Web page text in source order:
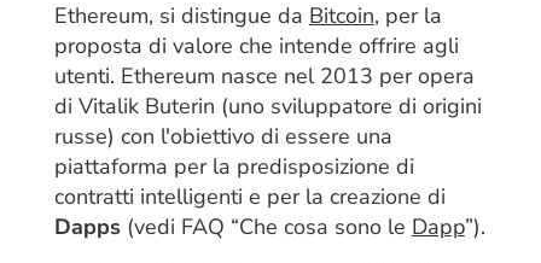
Ethereum, si distingue da Bitcoin, per la
proposta di valore che intende offrire agli
utenti. Ethereum nasce nel 2013 per opera
di Vitalik Buterin (uno sviluppatore di origini
russe) con l'obiettivo di essere una
piattaforma per la predisposizione di
contratti intelligenti e per la creazione di
Dapps(vedi FAQ “Che cosa sono le Dapp”).